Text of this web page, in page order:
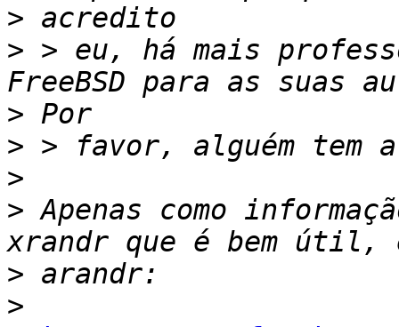
>
> > eu, há mais
>
>
>
> Apenas como
>
>